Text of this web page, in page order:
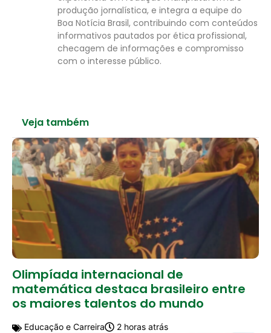
produção jornalística, e integra a equipe do
Boa Notícia Brasil, contribuindo com conteúdos
informativos pautados por ética profissional,
checagem de informações e compromisso
com o interesse público.
Veja também
Olimpíada internacional de
matemática destaca brasileiro entre
os maiores talentos do mundo
Educação e Carreira 2 horas atrás